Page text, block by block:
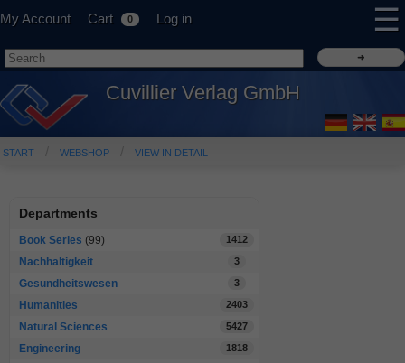
My Account Cart 0 Log in ☰
Cuvillier Verlag GmbH
START WEBSHOP VIEW IN DETAIL
Departments
Book Series (99) 1412
Nachhaltigkeit 3
Gesundheitswesen 3
Humanities 2403
Natural Sciences 5427
Engineering 1818